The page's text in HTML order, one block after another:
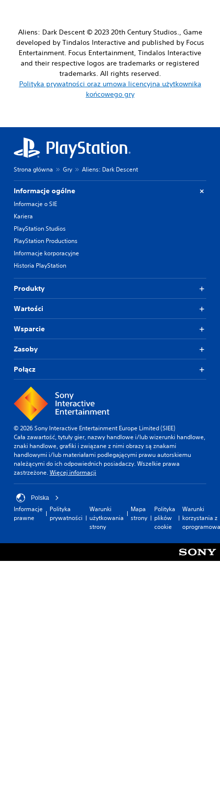
Aliens: Dark Descent © 2023 20th Century Studios., Game
developed by Tindalos Interactive and published by Focus
Entertainment. Focus Entertainment, Tindalos Interactive
and their respective logos are trademarks or registered
trademarks. All rights reserved.
Polityka prywatności oraz umowa licencyjna użytkownika
końcowego gry
Strona główna Gry Aliens: Dark Descent
Informacje ogólne
Informacje o SIE
Kariera
PlayStation Studios
PlayStation Productions
Informacje korporacyjne
Historia PlayStation
Produkty
Wartości
Wsparcie
Zasoby
Połącz
© 2026 Sony Interactive Entertainment Europe Limited (SIEE)
Cała zawartość, tytuły gier, nazwy handlowe i/lub wizerunki handlowe,
znaki handlowe, grafiki i związane z nimi obrazy są znakami
handlowymi i/lub materiałami podlegającymi prawu autorskiemu
należącymi do ich odpowiednich posiadaczy. Wszelkie prawa
zastrzeżone.Więcej informacji
Polska
Informacje
prawne
Polityka
prywatności
Warunki
użytkowania
strony
Mapa
strony
Polityka
plików
cookie
Warunki
korzystania z